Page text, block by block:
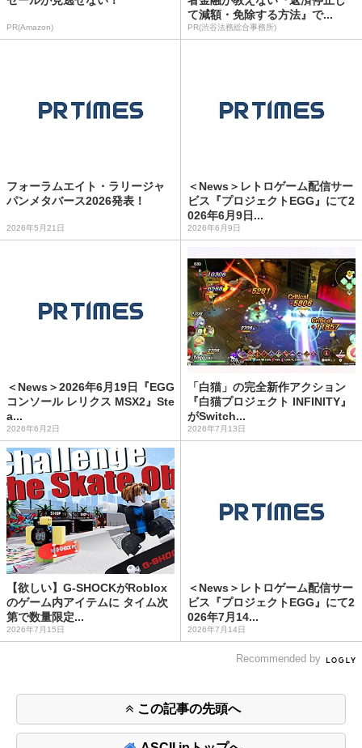
PR(Amazon)
て減額・免除する方法』で...
PR(渋谷法務総合事務所)
フォーラムエイト・ラリージャ
パンメタバース2026発表！
2026年5月21日
＜News＞レトロゲーム配信サー
ビス『プロジェクトEGG』にて2
026年6月9日...
2026年6月9日
＜News＞2026年6月19日『EGG
コンソール レリクス MSX2』Ste
a...
2026年6月2日
「白猫」の完全新作アクション
『白猫プロジェクト INFINITY』
がSwitch...
2026年7月13日
【欲しい】G-SHOCKがRoblox
のゲーム内アイテムに タイム次
第で数量限定...
2026年7月15日
＜News＞レトロゲーム配信サー
ビス『プロジェクトEGG』にて2
026年7月14...
2026年7月14日
Recommended by
この記事の先頭へ